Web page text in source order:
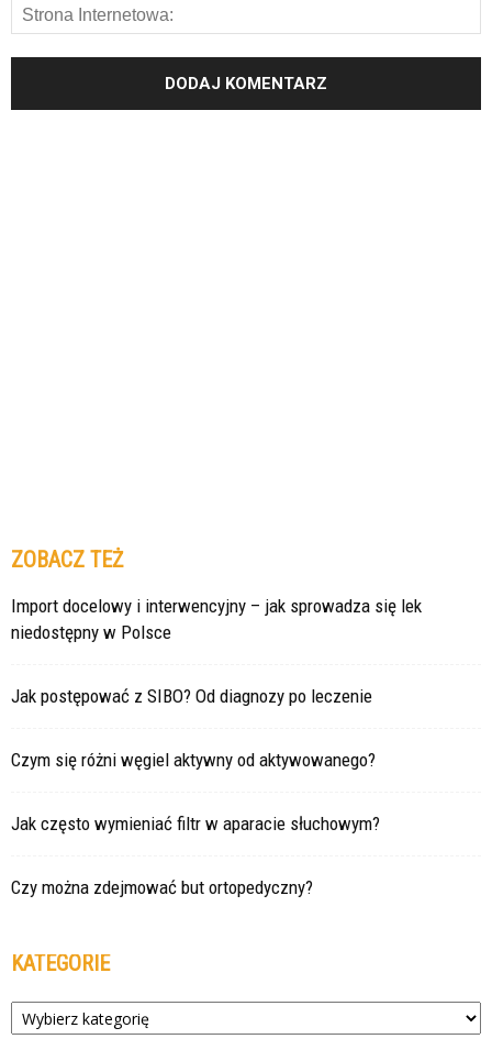
ZOBACZ TEŻ
Import docelowy i interwencyjny – jak sprowadza się lek
niedostępny w Polsce
Jak postępować z SIBO? Od diagnozy po leczenie
Czym się różni węgiel aktywny od aktywowanego?
Jak często wymieniać filtr w aparacie słuchowym?
Czy można zdejmować but ortopedyczny?
KATEGORIE
Kategorie